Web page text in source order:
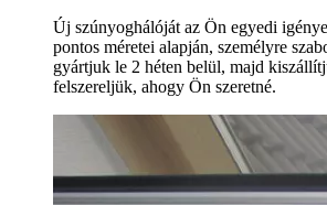
Új szúnyoghálóját az Ön egyedi
pontos méretei alapján, személyre
gyártjuk le 2 héten belül, majd
felszereljük, ahogy Ön szeretné.